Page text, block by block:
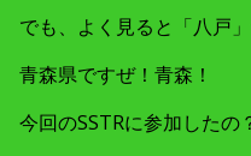
でも、よく見ると「八戸
青森県ですぜ！青森！
今回のSSTRに参加したの